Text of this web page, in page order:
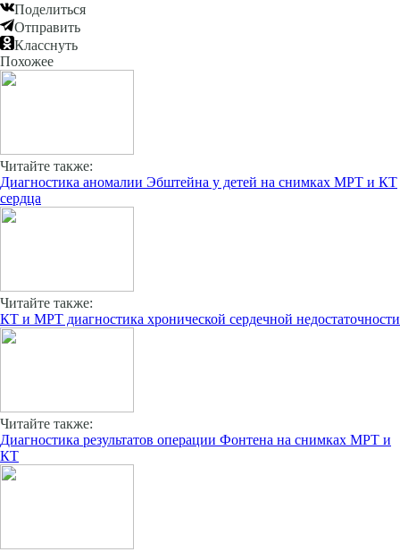
Поделиться
Отправить
Класснуть
Похожее
Читайте также:
Диагностика аномалии Эбштейна у детей на снимках МРТ и КТ
сердца
Читайте также:
КТ и МРТ диагностика хронической сердечной недостаточности
Читайте также:
Диагностика результатов операции Фонтена на снимках МРТ и
КТ